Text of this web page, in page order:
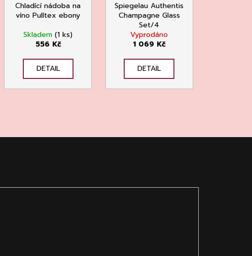
Chladící nádoba na
víno Pulltex ebony
Skladem(1 ks)
556 Kč
DETAIL
Spiegelau Authentis
Champagne Glass
Set/4
Vyprodáno
1 069 Kč
DETAIL